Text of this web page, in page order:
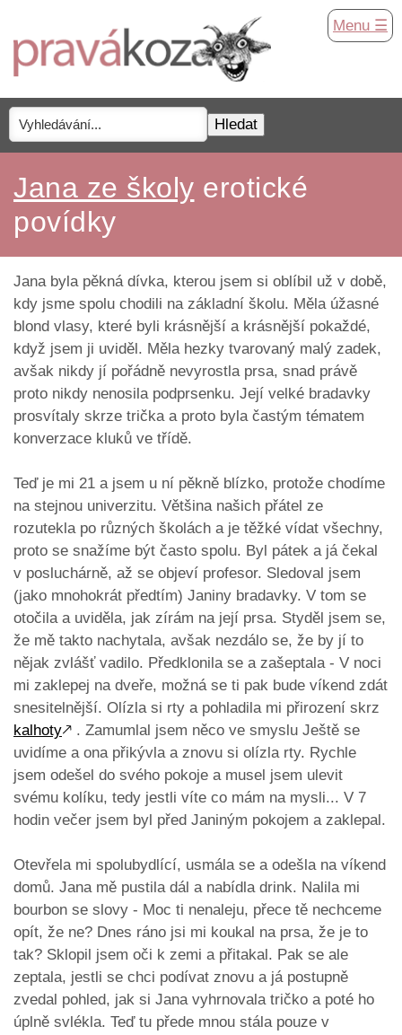
Menu ☰
Jana ze školy erotické
povídky
Jana byla pěkná dívka, kterou jsem si oblíbil už v době,
kdy jsme spolu chodili na základní školu. Měla úžasné
blond vlasy, které byli krásnější a krásnější pokaždé,
když jsem ji uviděl. Měla hezky tvarovaný malý zadek,
avšak nikdy jí pořádně nevyrostla prsa, snad právě
proto nikdy nenosila podprsenku. Její velké bradavky
prosvítaly skrze trička a proto byla častým tématem
konverzace kluků ve třídě.
Teď je mi 21 a jsem u ní pěkně blízko, protože chodíme
na stejnou univerzitu. Většina našich přátel ze
rozutekla po různých školách a je těžké vídat všechny,
proto se snažíme být často spolu. Byl pátek a já čekal
v posluchárně, až se objeví profesor. Sledoval jsem
(jako mnohokrát předtím) Janiny bradavky. V tom se
otočila a uviděla, jak zírám na její prsa. Styděl jsem se,
že mě takto nachytala, avšak nezdálo se, že by jí to
nějak zvlášť vadilo. Předklonila se a zašeptala - V noci
mi zaklepej na dveře, možná se ti pak bude víkend zdát
snesitelnější. Olízla si rty a pohladila mi přirození skrz
kalhoty🡕 . Zamumlal jsem něco ve smyslu Ještě se
uvidíme a ona přikývla a znovu si olízla rty. Rychle
jsem odešel do svého pokoje a musel jsem ulevit
svému kolíku, tedy jestli víte co mám na mysli... V 7
hodin večer jsem byl před Janiným pokojem a zaklepal.
Otevřela mi spolubydlící, usmála se a odešla na víkend
domů. Jana mě pustila dál a nabídla drink. Nalila mi
bourbon se slovy - Moc ti nenaleju, přece tě nechceme
opít, že ne? Dnes ráno jsi mi koukal na prsa, že je to
tak? Sklopil jsem oči k zemi a přitakal. Pak se ale
zeptala, jestli se chci podívat znovu a já postupně
zvedal pohled, jak si Jana vyhrnovala tričko a poté ho
úplně svlékla. Teď tu přede mnou stála pouze v